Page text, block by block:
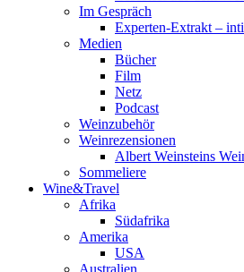
Im Gespräch
Experten-Extrakt –
Medien
Bücher
Film
Netz
Podcast
Weinzubehör
Weinrezensionen
Albert Weinsteins
Sommeliere
Wine&Travel
Afrika
Südafrika
Amerika
USA
Australien